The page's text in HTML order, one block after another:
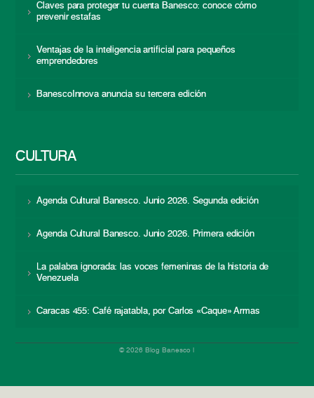
Claves para proteger tu cuenta Banesco: conoce cómo
prevenir estafas
Ventajas de la inteligencia artificial para pequeños
emprendedores
BanescoInnova anuncia su tercera edición
CULTURA
Agenda Cultural Banesco. Junio 2026. Segunda edición
Agenda Cultural Banesco. Junio 2026. Primera edición
La palabra ignorada: las voces femeninas de la historia de
Venezuela
Caracas 455: Café rajatabla, por Carlos «Caque» Armas
© 2026 Blog Banesco |